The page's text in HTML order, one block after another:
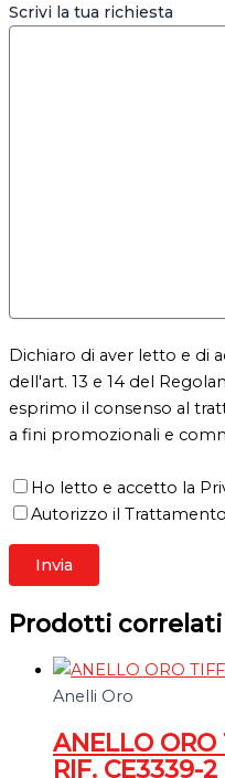
Scrivi la tua richiesta
Dichiaro di aver letto e di
dell'art. 13 e 14 del
esprimo il consenso al
a fini promozionali e
Ho letto e accetto la
Autorizzo il
Prodotti correlati
Anelli Oro
ANELLO ORO
RIF. CE3339-2